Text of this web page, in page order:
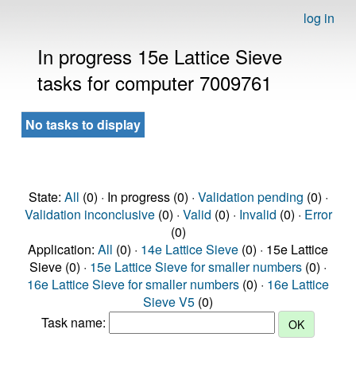
log in
In progress 15e Lattice Sieve
tasks for computer 7009761
No tasks to display
State: All (0) · In progress (0) · Validation pending (0) ·
Validation inconclusive(0) · Valid (0) · Invalid (0) · Error
(0)
Application: All (0) · 14e Lattice Sieve (0) · 15e Lattice
Sieve (0) · 15e Lattice Sieve for smaller numbers (0) ·
16e Lattice Sieve for smaller numbers (0) · 16e Lattice
Sieve V5 (0)
Task name: